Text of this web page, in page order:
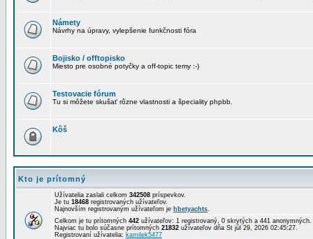
Námety
Návrhy na úpravy, vylepšenie funkčnosti fóra
Bojisko / offtopisko
Miesto pre osobné potyčky a off-topic temy :-)
Testovacie fórum
Tu si môžete skušať rôzne vlastnosti a špeciality phpbb.
Kôš
Kto je prítomný
Užívatelia zaslali celkom 342508 príspevkov.
Je tu 18468 registrovaných užívateľov.
Najnovším registrovaným užívateľom je hbetyachts.
Celkom je tu prítomných 442 užívateľov: 1 registrovaný, 0 skrytých a 441
Najviac tu bolo súčasne prítomných 21832 užívateľov dňa St júl 29, 2026 02:45:27.
Registrovaní užívatelia: kamilek5477